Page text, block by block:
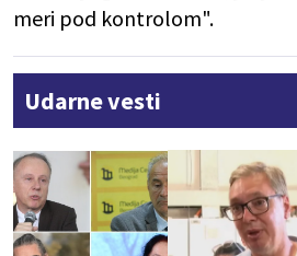
meri pod kontrolom".
Udarne vesti